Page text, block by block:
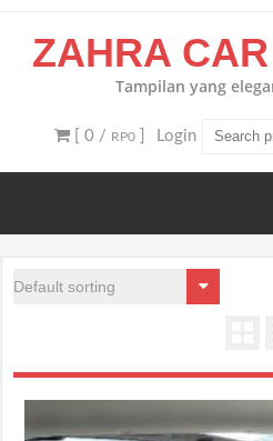
ZAHRA
Tampilan yang
[ 0 / RP0] Login